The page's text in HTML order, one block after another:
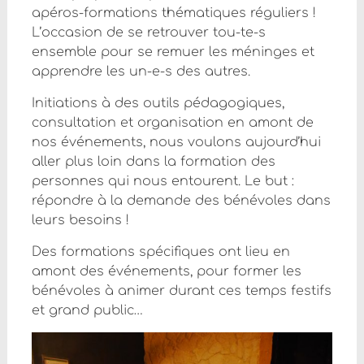
apéros-formations thématiques réguliers !
L’occasion de se retrouver tou-te-s
ensemble pour se remuer les méninges et
apprendre les un-e-s des autres.
Initiations à des outils pédagogiques,
consultation et organisation en amont de
nos événements, nous voulons aujourd’hui
aller plus loin dans la formation des
personnes qui nous entourent. Le but :
répondre à la demande des bénévoles dans
leurs besoins !
Des formations spécifiques ont lieu en
amont des événements, pour former les
bénévoles à animer durant ces temps festifs
et grand public…